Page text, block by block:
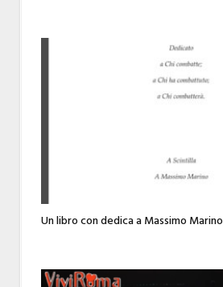
Un libro con dedica a Massimo Marino